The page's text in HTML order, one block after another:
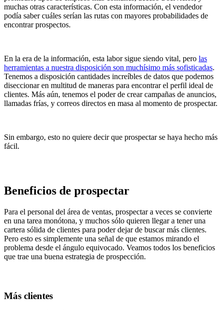
muchas otras características. Con esta información, el vendedor
podía saber cuáles serían las rutas con mayores probabilidades de
encontrar prospectos.
En la era de la información, esta labor sigue siendo vital, pero las
herramientas a nuestra disposición son muchísimo más sofisticadas.
Tenemos a disposición cantidades increíbles de datos que podemos
diseccionar en multitud de maneras para encontrar el perfil ideal de
clientes. Más aún, tenemos el poder de crear campañas de anuncios,
llamadas frías, y correos directos en masa al momento de prospectar.
Sin embargo, esto no quiere decir que prospectar se haya hecho más
fácil.
Beneficios de prospectar
Para el personal del área de ventas, prospectar a veces se convierte
en una tarea monótona, y muchos sólo quieren llegar a tener una
cartera sólida de clientes para poder dejar de buscar más clientes.
Pero esto es simplemente una señal de que estamos mirando el
problema desde el ángulo equivocado. Veamos todos los beneficios
que trae una buena estrategia de prospección.
Más clientes